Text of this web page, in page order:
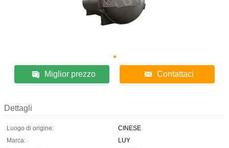
Miglior prezzo Contattaci
Dettagli
Luogo di origine:
CINESE
Marca:
LUY